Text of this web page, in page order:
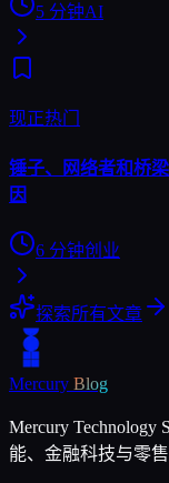
5 分钟AI
现正热门
锤子、网络者和桥
因
6 分钟创业
探索所有文章
Mercury Blog
Mercury Technology
能、金融科技与零